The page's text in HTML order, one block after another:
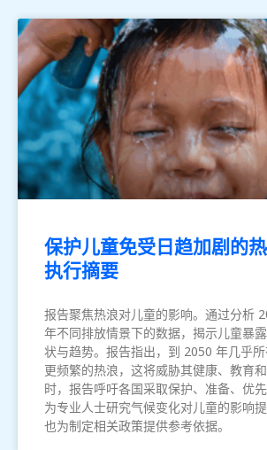
保护儿童免受日趋加剧的
执行摘要
报告聚焦热浪对儿童的影响。通过分析
年不同排放情景下的数据，揭示儿童暴
状与趋势。报告指出，到 2050 年几乎
更频繁的热浪，这将威胁其健康、教育
时，报告呼吁各国采取保护、准备、优先
为专业人士研究气候变化对儿童的影响提
也为制定相关政策提供参考依据。